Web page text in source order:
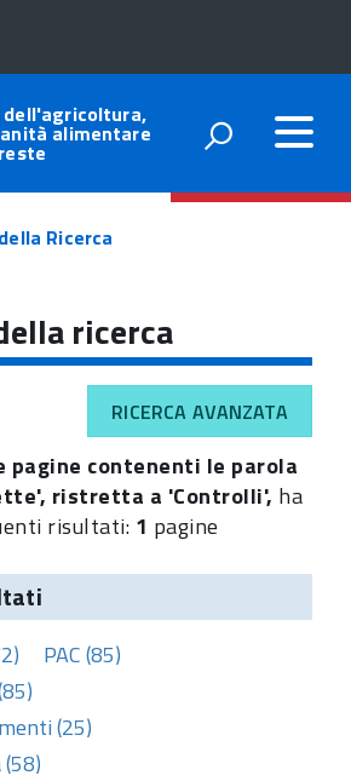
alimentare
Ricerca
ricerca
RICERCA AVANZATA
pagine contenenti le parola
ristretta a 'Controlli', ha
risultati: 1 pagine
PAC (85)
(25)